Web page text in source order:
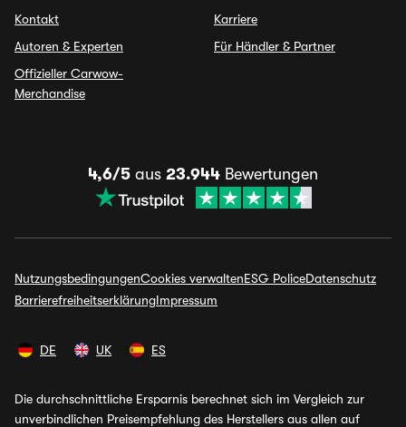
Kontakt
Autoren & Experten
Offizieller Carwow-
Merchandise
Karriere
Für Händler & Partner
4,6/5 aus 23.944 Bewertungen
NutzungsbedingungenCookies verwaltenESG PoliceDatenschutz
BarrierefreiheitserklärungImpressum
DE UK ES
Die durchschnittliche Ersparnis berechnet sich im Vergleich zur
unverbindlichen Preisempfehlung des Herstellers aus allen auf